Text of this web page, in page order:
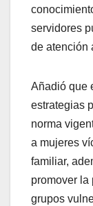
servidores
de atención
Añadió que
estrategias
norma
a mujeres
familiar,
promover la
grupos